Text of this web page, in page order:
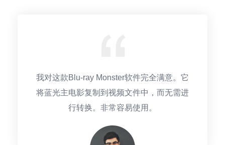
我对这款Blu-ray Monster软件完全满意。它
将蓝光主电影复制到视频文件中，而无需进
行转换。非常容易使用。